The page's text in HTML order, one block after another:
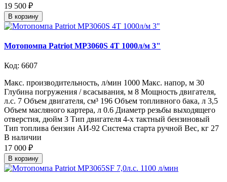
19 500 ₽
В корзину
Мотопомпа Patriot MP3060S 4Т 1000л/м 3"
Код: 6607
Макс. производительность, л/мин 1000 Макс. напор, м 30
Глубина погружения / всасывания, м 8 Мощность двигателя,
л.с. 7 Объем двигателя, см³ 196 Объем топливного бака, л 3,5
Объем масляного картера, л 0.6 Диаметр резьбы выходящего
отверстия, дюйм 3 Тип двигателя 4-х тактный бензиновый
Тип топлива бензин АИ-92 Система старта ручной Вес, кг 27
В наличии
17 000 ₽
В корзину